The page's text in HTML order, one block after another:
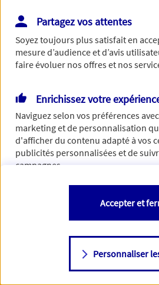
Vous disposez de droits sur les
plus d’informations,cliquez ici.
Partagez vos attentes
Soyez toujours plus satisfait en
mesure d’audience et d’avis
faire évoluer nos offres et nos
Enrichissez votre
Naviguez selon vos préférences
marketing et de personnalisation
d'afficher du contenu adapté à vos
publicités personnalisées et de
campagnes.
Vous êtes libre de les accepter, de les
changer d'avis à tout moment en
Consulter notre politique decookies
Personnaliser
Accepter et